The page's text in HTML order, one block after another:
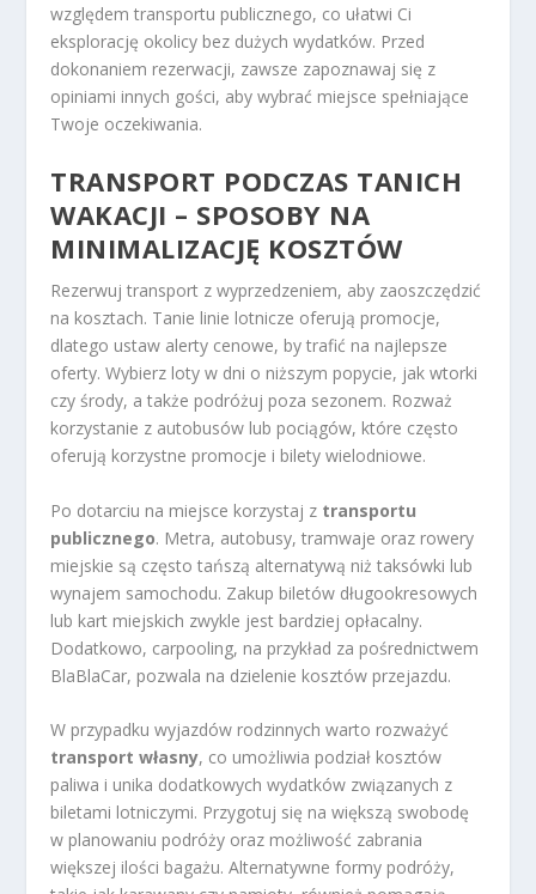
względem transportu publicznego, co ułatwi Ci
eksplorację okolicy bez dużych wydatków. Przed
dokonaniem rezerwacji, zawsze zapoznawaj się z
opiniami innych gości, aby wybrać miejsce spełniające
Twoje oczekiwania.
TRANSPORT PODCZAS TANICH
WAKACJI – SPOSOBY NA
MINIMALIZACJĘ KOSZTÓW
Rezerwuj transport z wyprzedzeniem, aby zaoszczędzić
na kosztach. Tanie linie lotnicze oferują promocje,
dlatego ustaw alerty cenowe, by trafić na najlepsze
oferty. Wybierz loty w dni o niższym popycie, jak wtorki
czy środy, a także podróżuj poza sezonem. Rozważ
korzystanie z autobusów lub pociągów, które często
oferują korzystne promocje i bilety wielodniowe.
Po dotarciu na miejsce korzystaj z transportu
publicznego. Metra, autobusy, tramwaje oraz rowery
miejskie są często tańszą alternatywą niż taksówki lub
wynajem samochodu. Zakup biletów długookresowych
lub kart miejskich zwykle jest bardziej opłacalny.
Dodatkowo, carpooling, na przykład za pośrednictwem
BlaBlaCar, pozwala na dzielenie kosztów przejazdu.
W przypadku wyjazdów rodzinnych warto rozważyć
transport własny, co umożliwia podział kosztów
paliwa i unika dodatkowych wydatków związanych z
biletami lotniczymi. Przygotuj się na większą swobodę
w planowaniu podróży oraz możliwość zabrania
większej ilości bagażu. Alternatywne formy podróży,